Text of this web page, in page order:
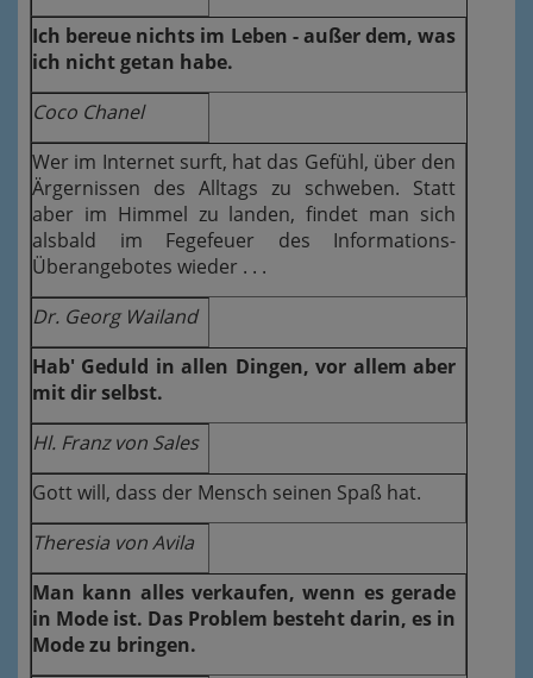
Ich bereue nichts im Leben - außer dem, was
ich nicht getan habe.
Coco Chanel
Wer im Internet surft, hat das Gefühl, über den
Ärgernissen des Alltags zu schweben. Statt
aber im Himmel zu landen, findet man sich
alsbald im Fegefeuer des Informations-
Überangebotes wieder . . .
Dr. Georg Wailand
Hab' Geduld in allen Dingen, vor allem aber
mit dir selbst.
Hl. Franz von Sales
Gott will, dass der Mensch seinen Spaß hat.
Theresia von Avila
Man kann alles verkaufen, wenn es gerade
in Mode ist. Das Problem besteht darin, es in
Mode zu bringen.